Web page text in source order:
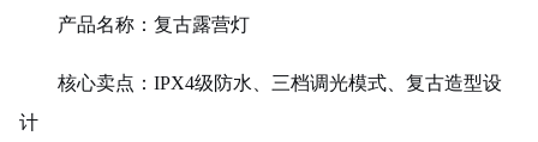
产品名称：复古露营灯
核心卖点：IPX4级防水、三档调光模式、复古造型设
计